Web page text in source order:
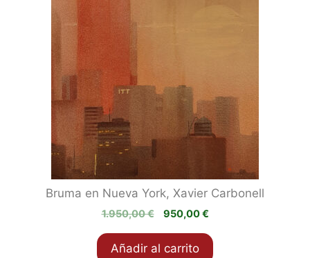
Bruma en Nueva York, Xavier Carbonell
1.950,00€
El
original
950,00€El
actual
Añadir al carrito